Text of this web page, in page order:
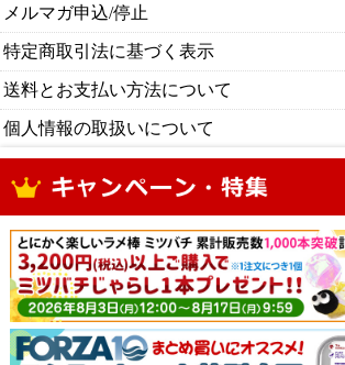
メルマガ申込/停止
特定商取引法に基づく表示
送料とお支払い方法について
個人情報の取扱いについて